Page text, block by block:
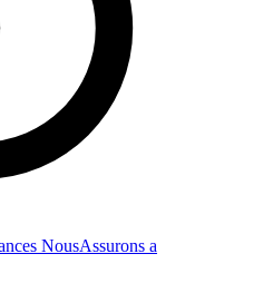
NousAssurons a